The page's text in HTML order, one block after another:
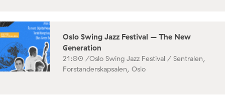
Oslo Swing Jazz Festival – The New
Generation
21:00 /Oslo Swing Jazz Festival / Sentralen,
Forstanderskapsalen, Oslo